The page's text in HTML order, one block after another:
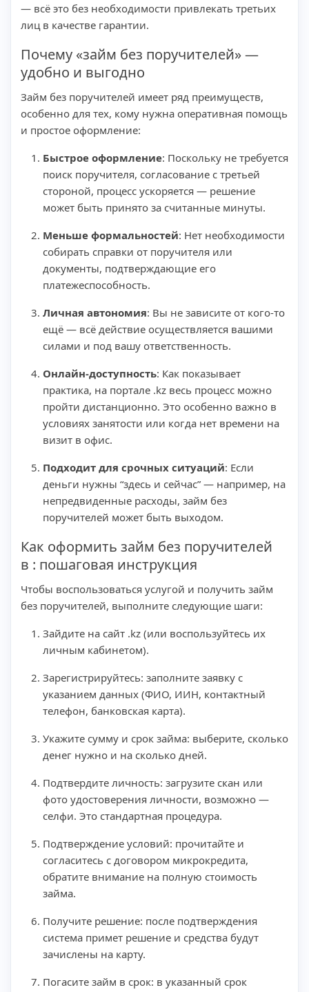
— всё это без необходимости привлекать третьих
лиц в качестве гарантии.
Почему «займ без поручителей» —
удобно и выгодно
Займ без поручителей имеет ряд преимуществ,
особенно для тех, кому нужна оперативная помощь
и простое оформление:
Быстрое оформление: Поскольку не требуется
поиск поручителя, согласование с третьей
стороной, процесс ускоряется — решение
может быть принято за считанные минуты.
Меньше формальностей: Нет необходимости
собирать справки от поручителя или
документы, подтверждающие его
платежеспособность.
Личная автономия: Вы не зависите от кого-то
ещё — всё действие осуществляется вашими
силами и под вашу ответственность.
Онлайн-доступность: Как показывает
практика, на портале .kz весь процесс можно
пройти дистанционно. Это особенно важно в
условиях занятости или когда нет времени на
визит в офис.
Подходит для срочных ситуаций: Если
деньги нужны “здесь и сейчас” — например, на
непредвиденные расходы, займ без
поручителей может быть выходом.
Как оформить займ без поручителей
в : пошаговая инструкция
Чтобы воспользоваться услугой и получить займ
без поручителей, выполните следующие шаги:
Зайдите на сайт .kz (или воспользуйтесь их
личным кабинетом).
Зарегистрируйтесь: заполните заявку с
указанием данных (ФИО, ИИН, контактный
телефон, банковская карта).
Укажите сумму и срок займа: выберите, сколько
денег нужно и на сколько дней.
Подтвердите личность: загрузите скан или
фото удостоверения личности, возможно —
селфи. Это стандартная процедура.
Подтверждение условий: прочитайте и
согласитесь с договором микрокредита,
обратите внимание на полную стоимость
займа.
Получите решение: после подтверждения
система примет решение и средства будут
зачислены на карту.
Погасите займ в срок: в указанный срок